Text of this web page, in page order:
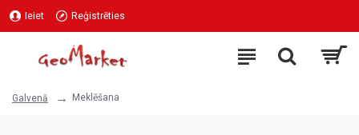
Ieiet Reģistrēties
Galvenā Meklēšana